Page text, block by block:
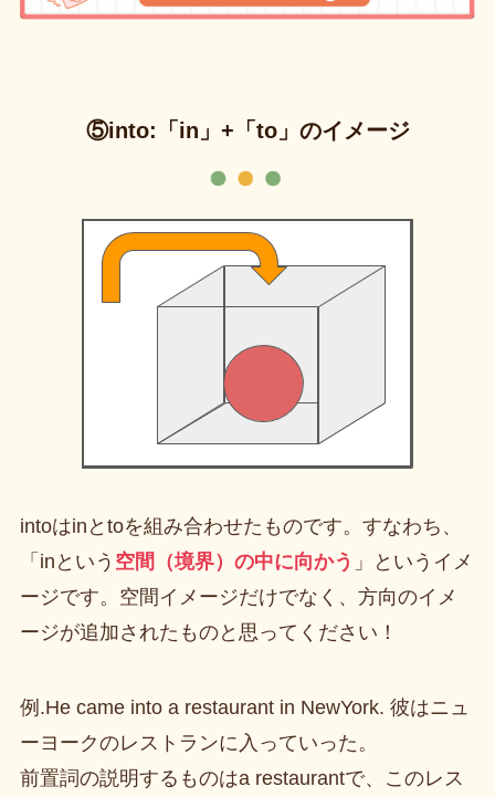
⑤into:「in」+「to」のイメージ
intoはinとtoを組み合わせたものです。すなわち、
「inという 空間（境界）の中に向かう 」というイメ
ージです。空間イメージだけでなく、方向のイメ
ージが追加されたものと思ってください！
例.He came into a restaurant in NewYork. 彼はニュ
ーヨークのレストランに入っていった。
前置詞の説明するものはa restaurantで、このレス